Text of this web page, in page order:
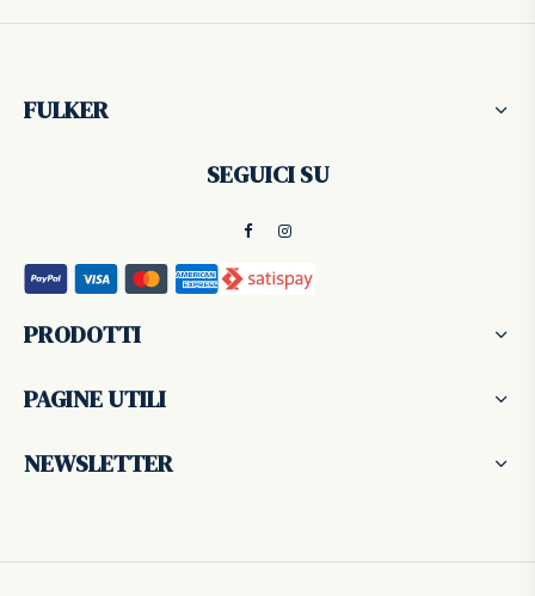
FULKER
SEGUICI SU
PRODOTTI
PAGINE UTILI
NEWSLETTER